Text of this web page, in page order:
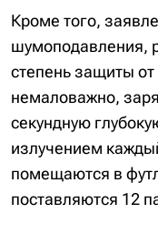
Кроме того,
шумоподавления,
степень защиты
немаловажно,
секундную
излучением
помещаются в
поставляются 12